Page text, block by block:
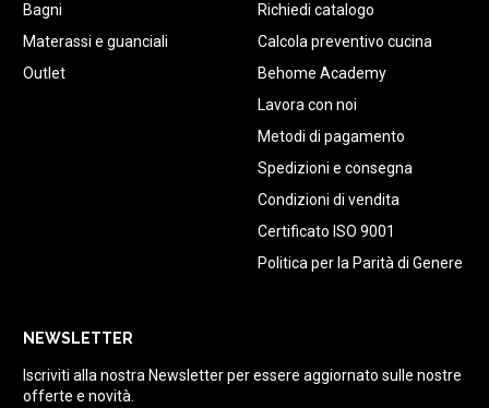
Bagni
Materassi e guanciali
Outlet
Richiedi catalogo
Calcola preventivo cucina
Behome Academy
Lavora con noi
Metodi di pagamento
Spedizioni e consegna
Condizioni di vendita
Certificato ISO 9001
Politica per la Parità di Genere
NEWSLETTER
Iscriviti alla nostra Newsletter per essere aggiornato sulle nostre
offerte e novità.